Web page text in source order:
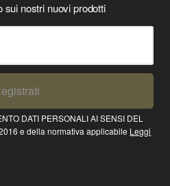
sui nostri nuovi prodotti
DATI PERSONALI AI SENSI DEL
e della normativa applicabile Leggi